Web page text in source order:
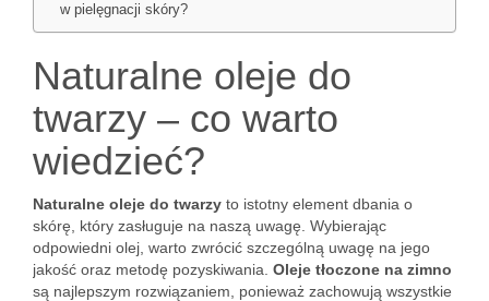
w pielęgnacji skóry?
Naturalne oleje do
twarzy – co warto
wiedzieć?
Naturalne oleje do twarzy to istotny element dbania o
skórę, który zasługuje na naszą uwagę. Wybierając
odpowiedni olej, warto zwrócić szczególną uwagę na jego
jakość oraz metodę pozyskiwania. Oleje tłoczone na zimno
są najlepszym rozwiązaniem, ponieważ zachowują wszystkie